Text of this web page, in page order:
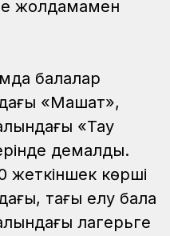
жолдамамен
балалар
«Машат»,
«Тау
демалды.
көрші
тағы елу бала
лагерьге